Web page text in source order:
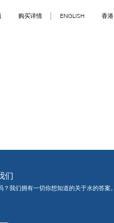
购买详情 ENGLISH 香港
们
？我们拥有一切你想知道的关于水的答案。